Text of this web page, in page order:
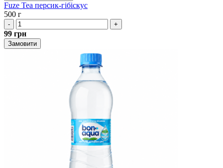
Fuze Tea персик-гібіскус
500 г
- +
99 грн
Замовити